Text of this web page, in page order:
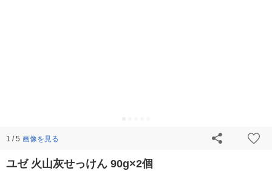
1 / 5 画像を見る
ユゼ 火山灰せっけん 90g×2個